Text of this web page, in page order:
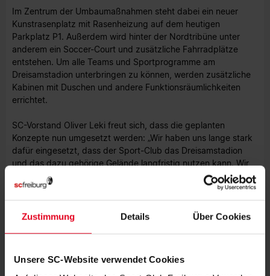
Zustimmung Details Über Cookies
Unsere SC-Website verwendet Cookies
Im Zentrum der Umbaumaßnahmen steht dabei ein neuer
Kunstrasenplatz mit Rasenheizung auf dem heutigen
Parkplatz P1. Außerdem wird hinter der Nordtribüne unter
anderem ein Soccer-Court und zusätzliche Fahrradplätze
entstehen. Um alle Teams und Sportprogramme am
Dreisamstadion unterbringen zu können, werden zusätzliche
Kabinen mit Duschen und andere Funktionsräumlichkeiten
errichtet.
SC-Vorstand Oliver Leki freut sich, dass die geplanten
Konzepte nun umgesetzt werden: „Wir haben uns lange stark
dafür eingesetzt, dass der Sport-Club das Dreisamstadion
und das dazu gehörige Gelände langfristig nutzen kann. Wir
investieren als Pächter in erheblichem Maße in den Umbau
und die Sanierung – und tun das mit voller Überzeugung.
Unser Ziel ist es, dem Frauen- und Mädchenfußball
professionellere Bedingungen und eine langfristige
zu können.“